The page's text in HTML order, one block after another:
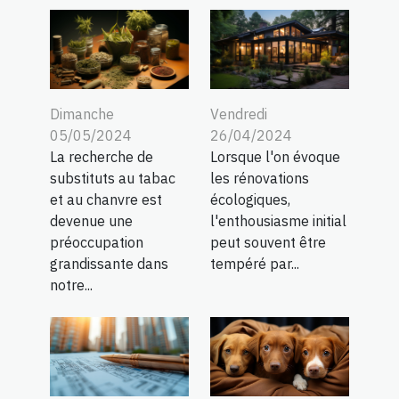
Dimanche
05/05/2024
La recherche de
substituts au tabac
et au chanvre est
devenue une
préoccupation
grandissante dans
notre...
Vendredi
26/04/2024
Lorsque l'on évoque
les rénovations
écologiques,
l'enthousiasme initial
peut souvent être
tempéré par...